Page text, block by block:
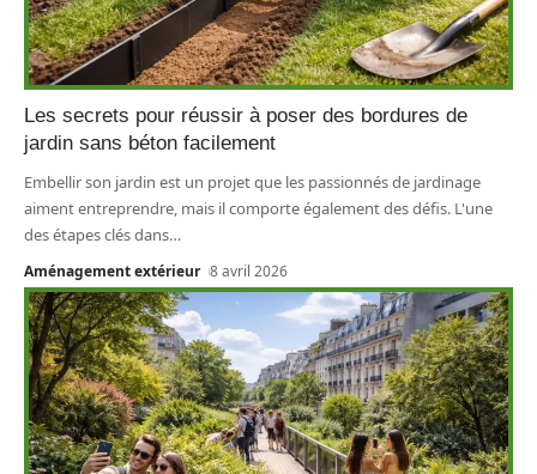
Les secrets pour réussir à poser des bordures de
jardin sans béton facilement
Embellir son jardin est un projet que les passionnés de jardinage
aiment entreprendre, mais il comporte également des défis. L'une
des étapes clés dans…
Aménagement extérieur 8 avril 2026